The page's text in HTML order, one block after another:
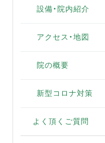
設備・院内紹介
アクセス・地図
院の概要
新型コロナ対策
よく頂くご質問